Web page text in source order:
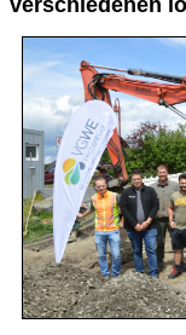
verschiedenen